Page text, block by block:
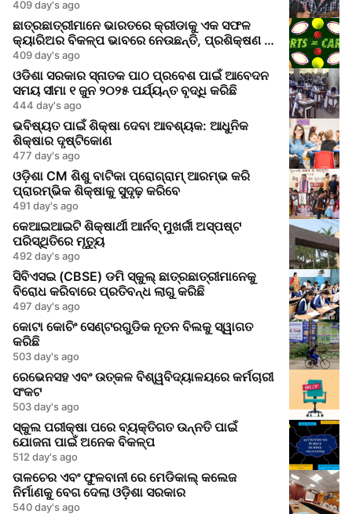
409 day's ago
ଛାତ୍ରଛାତ୍ରୀମାନେ ଭାରତରେ କ୍ରୀଡାକୁ ଏକ ସଫଳ
କ୍ୟାରିଅର ବିକଳ୍ପ ଭାବରେ ନେଉଛନ୍ତି, ପ୍ରଶିକ୍ଷଣ ଓ
ସୁଯୋଗ ବୃଦ୍ଧି ପାଇଛି।
409 day's ago
ଓଡିଶା ସରକାର ସ୍ନାତକ ପାଠ ପ୍ରବେଶ ପାଇଁ ଆବେଦନ
ସମୟ ସୀମା ୧ ଜୁନ ୨୦୨୫ ପର୍ଯ୍ୟନ୍ତ ବୃଦ୍ଧି କରିଛି
444 day's ago
ଭବିଷ୍ୟତ ପାଇଁ ଶିକ୍ଷା ଦେବା ଆବଶ୍ୟକ: ଆଧୁନିକ
ଶିକ୍ଷାର ଦୃଷ୍ଟିକୋଣ
477 day's ago
ଓଡ଼ିଶା CM ଶିଶୁ ବାଟିକା ପ୍ରୋଗ୍ରାମ୍ ଆରମ୍ଭ କରି
ପ୍ରାରମ୍ଭିକ ଶିକ୍ଷାକୁ ସୁଦୃଢ଼ କରିବେ
491 day's ago
କେଆଇଆଇଟି ଶିକ୍ଷାର୍ଥୀ ଆର୍ନବ୍ ମୁଖର୍ଜୀ ଅସ୍ପଷ୍ଟ
ପରିସ୍ଥିତିରେ ମୃତ୍ୟୁ
492 day's ago
ସିବିଏସଇ (CBSE) ଡମି ସ୍କୁଲ୍ ଛାତ୍ରଛାତ୍ରୀମାନେକୁ
ବିରୋଧ କରିବାରେ ପ୍ରତିବନ୍ଧ ଲାଗୁ କରିଛି
497 day's ago
କୋଟା କୋଚିଂ ସେଣ୍ଟରଗୁଡିକ ନୂତନ ବିଲକୁ ସ୍ୱାଗତ
କରିଛି
503 day's ago
ରେଭେନସହ ଏବଂ ଉତ୍କଳ ବିଶ୍ୱବିଦ୍ୟାଳୟରେ କର୍ମଚାରୀ
ସଂକଟ
503 day's ago
ସ୍କୁଲ ପରୀକ୍ଷା ପରେ ବ୍ୟକ୍ତିଗତ ଉନ୍ନତି ପାଇଁ
ଯୋଜନା ପାଇଁ ଅନେକ ବିକଳ୍ପ
512 day's ago
ତାଳଚେର ଏବଂ ଫୁଳବାନୀ ରେ ମେଡିକାଲ୍ କଲେଜ
ନିର୍ମାଣକୁ ବେଗ ଦେଲା ଓଡ଼ିଶା ସରକାର
540 day's ago